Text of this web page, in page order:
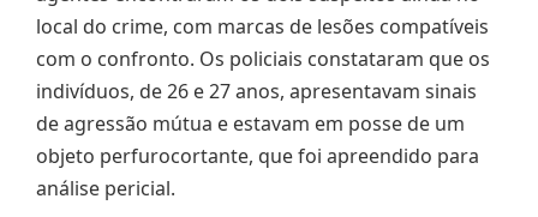
local do crime, com marcas de lesões compatíveis
com o confronto. Os policiais constataram que os
indivíduos, de 26 e 27 anos, apresentavam sinais
de agressão mútua e estavam em posse de um
objeto perfurocortante, que foi apreendido para
análise pericial.